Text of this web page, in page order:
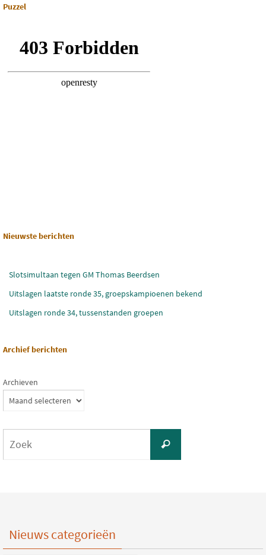
Puzzel
Nieuwste berichten
Slotsimultaan tegen GM Thomas Beerdsen
Uitslagen laatste ronde 35, groepskampioenen bekend
Uitslagen ronde 34, tussenstanden groepen
Archief berichten
Archieven
Zoek
Nieuws categorieën